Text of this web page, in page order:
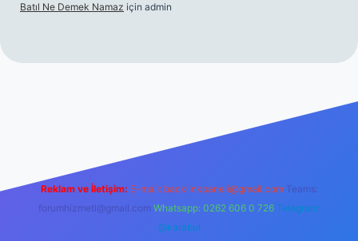
Batıl Ne Demek Namaz için admin
Reklam ve İletişim: E-mail: backlinkpaneli@gmail.com Teams:
forumhizmeti@gmail.com Whatsapp: 0262 606 0 726 Telegram:
@karabul